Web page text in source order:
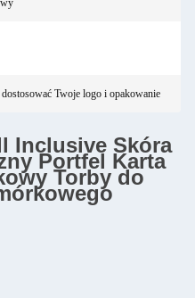
Twoje logo i opakowanie
Inclusive Skóra
Portfel Karta
Torby do